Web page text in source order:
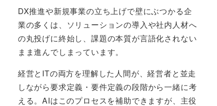
DX推進や新規事業の立ち上げで壁にぶつかる企
業の多くは、ソリューションの導入や社内人材へ
の丸投げに終始し、課題の本質が言語化されない
まま進んでしまっています。
経営とITの両方を理解した人間が、経営者と並走
しながら要求定義・要件定義の段階から一緒に考
える。AIはこのプロセスを補助できますが、主役